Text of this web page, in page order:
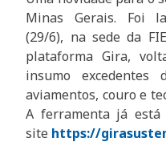
Minas Gerais. Foi
(29/6), na sede da
plataforma Gira,
insumo excedentes
aviamentos, couro e
A ferramenta já está
site https://